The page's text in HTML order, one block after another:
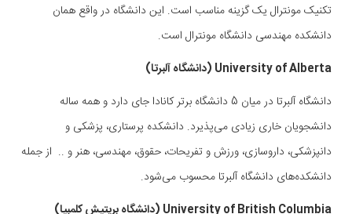
تکنیک مونترال یک گزینه مناسب است. این دانشگاه در واقع همان
دانشکده مهندسی دانشگاه مونترال است.
University of Alberta (دانشگاه آلبرتا)
دانشگاه آلبرتا در میان 5 دانشگاه برتر کانادا جای دارد و همه ساله
دانشجویان خاری زیادی می‌پذیرد. دانشکده پرستاری، پزشکی و
دانپزشکی، داروسازی، ورزش و تفریحات، حقوق، مهندسی، هنر و .. از جمله
دانشکده‌های دانشگاه آلبرتا محسوب می‌شود.